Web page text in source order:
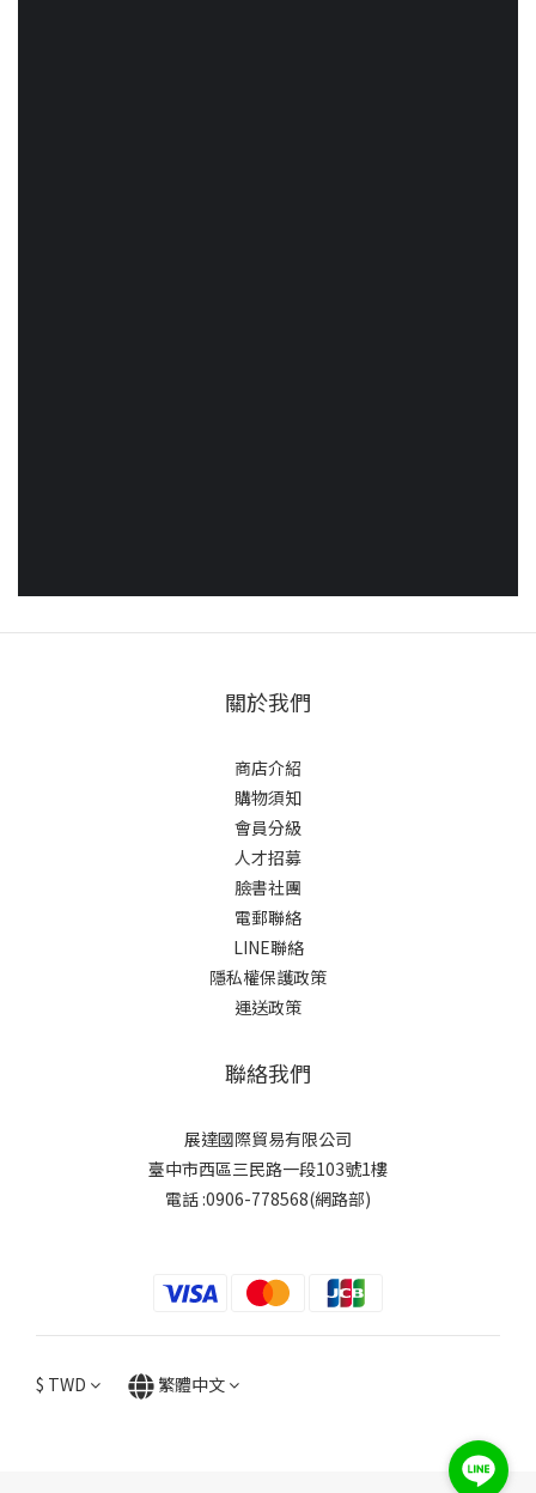
關於我們
商店介紹
購物須知
會員分級
人才招募
臉書社團
電郵聯絡
LINE聯絡
隱私權保護政策
運送政策
聯絡我們
展達國際貿易有限公司
臺中市西區三民路一段103號1樓
電話 :0906-778568(網路部)
$ TWD 繁體中文